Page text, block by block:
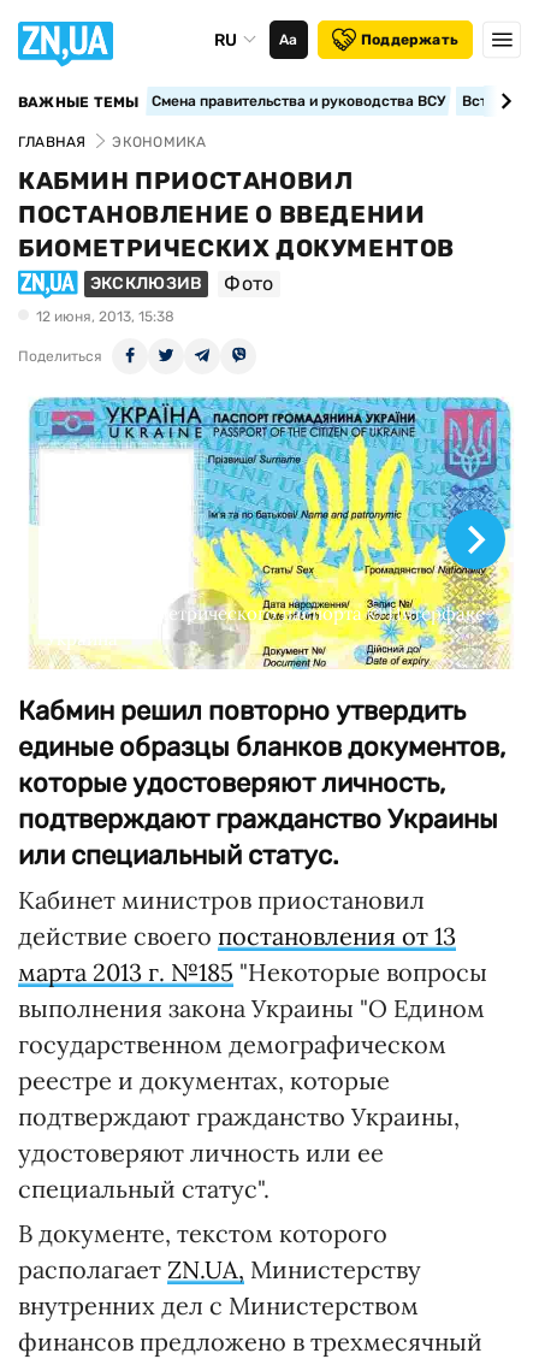
RU Аа Поддержать
ВАЖНЫЕ ТЕМЫ Смена правительства и руководства ВСУ
ГЛАВНАЯ ЭКОНОМИКА
КАБМИН ПРИОСТАНОВИЛ
ПОСТАНОВЛЕНИЕ О ВВЕДЕНИИ
БИОМЕТРИЧЕСКИХ ДОКУМЕНТОВ
ЭКСКЛЮЗИВ Фото
12 июня, 2013, 15:38
Поделиться
Образец биометрического паспорта © Интерфакс-
Украина
Кабмин решил повторно утвердить
единые образцы бланков документов,
которые удостоверяют личность,
подтверждают гражданство Украины
или специальный статус.
Кабинет министров приостановил
действие своего постановления от 13
марта 2013 г. №185 "Некоторые вопросы
выполнения закона Украины "О Едином
государственном демографическом
реестре и документах, которые
подтверждают гражданство Украины,
удостоверяют личность или ее
специальный статус".
В документе, текстом которого
располагает ZN.UA, Министерству
внутренних дел с Министерством
финансов предложено в трехмесячный